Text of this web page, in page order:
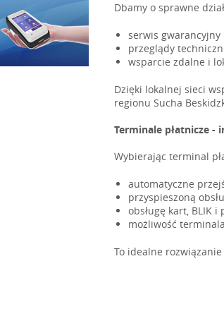
Dbamy o sprawne
serwis
przeglądy
wsparcie zdalne i
Dzięki lokalnej sieci
regionu Sucha
Terminale płatnicze -
Wybierając terminal
automatyczne
przyspieszoną
obsługę kart, BLIK
możliwość
To idealne